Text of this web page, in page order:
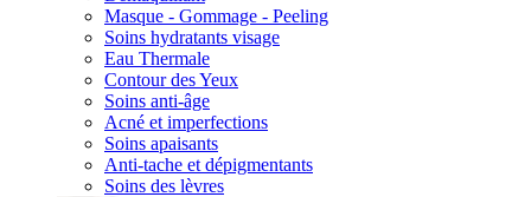
Masque - Gommage - Peeling
Soins hydratants visage
Eau Thermale
Contour des Yeux
Soins anti-âge
Acné et imperfections
Soins apaisants
Anti-tache et dépigmentants
Soins des lèvres